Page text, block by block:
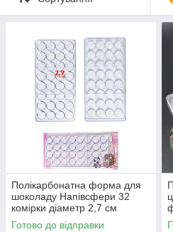
Полікарбонатна форма для
шоколаду Напівсфери 32
комірки діаметр 2,7 см
Готово до відправки